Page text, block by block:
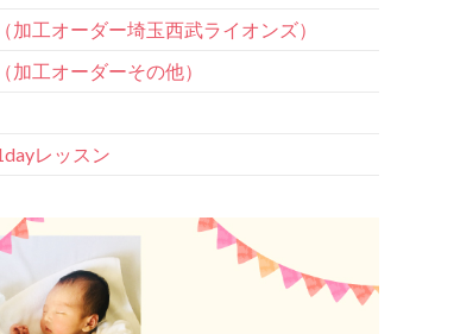
加工オーダー埼玉西武ライオンズ）
加工オーダーその他）
レッスン